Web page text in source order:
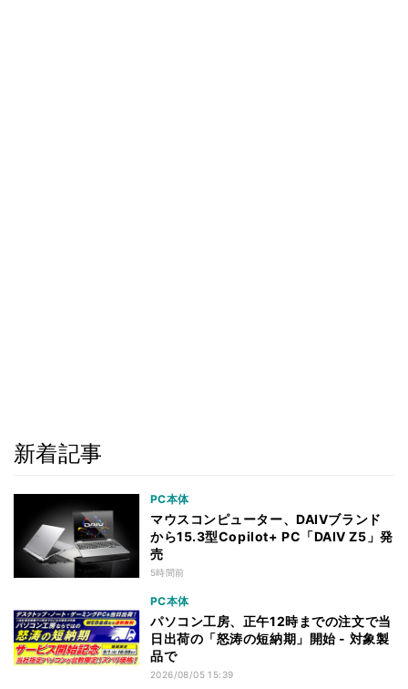
新着記事
PC本体
マウスコンピューター、DAIVブランド
から15.3型Copilot+ PC「DAIV Z5」発
売
5時間前
PC本体
パソコン工房、正午12時までの注文で当
日出荷の「怒涛の短納期」開始 - 対象製
品で
2026/08/05 15:39